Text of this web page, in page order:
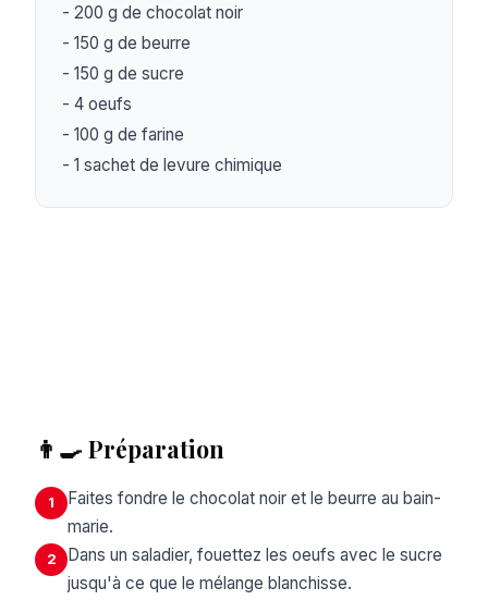
- 200 g de chocolat noir
- 150 g de beurre
- 150 g de sucre
- 4 oeufs
- 100 g de farine
- 1 sachet de levure chimique
👨‍🍳 Préparation
1
Faites fondre le chocolat noir et le beurre au bain-
marie.
2
Dans un saladier, fouettez les oeufs avec le sucre
jusqu'à ce que le mélange blanchisse.